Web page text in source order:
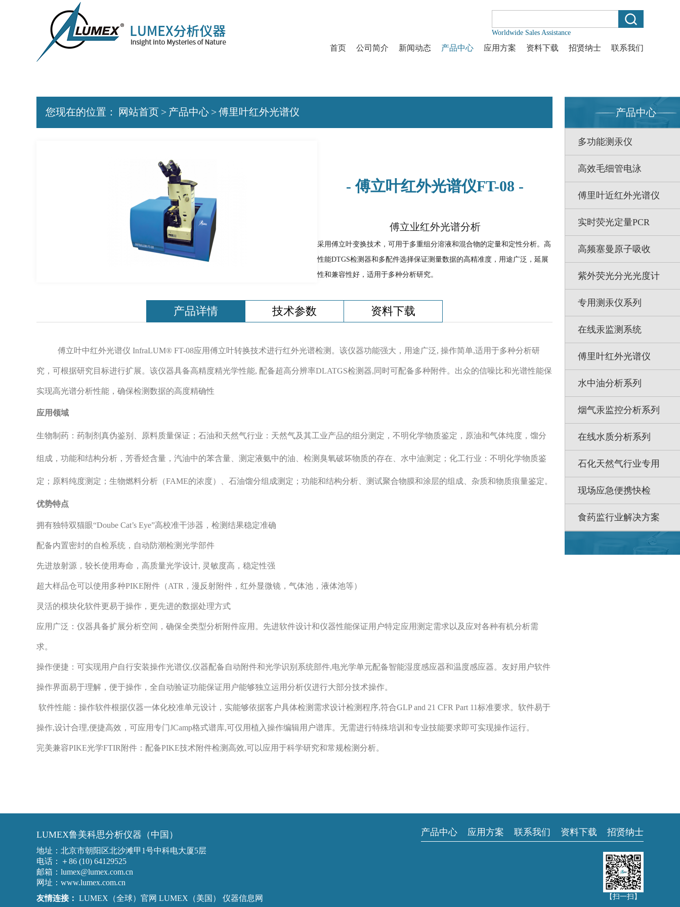
Worldwide Sales Assistance
首页 公司简介 新闻动态 产品中心 应用方案 资料下载 招贤纳士 联系我们
您现在的位置： 网站首页 > 产品中心 >傅里叶红外光谱仪
- 傅立叶红外光谱仪FT-08 -
傅立业红外光谱分析
采用傅立叶变换技术，可用于多重组分溶液和混合物的定量和定性分析。高
性能DTGS检测器和多配件选择保证测量数据的高精准度，用途广泛，延展
性和兼容性好，适用于多种分析研究。
产品详情 技术参数 资料下载
傅立叶中红外光谱仪 InfraLUM® FT-08应用傅立叶转换技术进行红外光谱检测。该仪器功能强大，用途广泛, 操作简单,适用于多种分析研
究，可根据研究目标进行扩展。该仪器具备高精度精光学性能, 配备超高分辨率DLATGS检测器,同时可配备多种附件。出众的信噪比和光谱性能保
实现高光谱分析性能，确保检测数据的高度精确性
应用领域
生物制药：药制剂真伪鉴别、原料质量保证；石油和天然气行业：天然气及其工业产品的组分测定，不明化学物质鉴定，原油和气体纯度，馏分
组成，功能和结构分析，芳香烃含量，汽油中的苯含量、测定液氨中的油、检测臭氧破坏物质的存在、水中油测定；化工行业：不明化学物质鉴
定；原料纯度测定；生物燃料分析（FAME的浓度）、石油馏分组成测定；功能和结构分析、测试聚合物膜和涂层的组成、杂质和物质痕量鉴定。
优势特点
拥有独特双猫眼“Doube Cat’s Eye”高校准干涉器，检测结果稳定准确
配备内置密封的自检系统，自动防潮检测光学部件
先进放射源，较长使用寿命，高质量光学设计, 灵敏度高，稳定性强
超大样品仓可以使用多种PIKE附件（ATR，漫反射附件，红外显微镜，气体池，液体池等）
灵活的模块化软件更易于操作，更先进的数据处理方式
应用广泛：仪器具备扩展分析空间，确保全类型分析附件应用。先进软件设计和仪器性能保证用户特定应用测定需求以及应对各种有机分析需
求。
操作便捷：可实现用户自行安装操作光谱仪,仪器配备自动附件和光学识别系统部件,电光学单元配备智能湿度感应器和温度感应器。友好用户软件
操作界面易于理解，便于操作，全自动验证功能保证用户能够独立运用分析仪进行大部分技术操作。
软件性能：操作软件根据仪器一体化校准单元设计，实能够依据客户具体检测需求设计检测程序,符合GLP and 21 CFR Part 11标准要求。软件易于
操作,设计合理,便捷高效，可应用专门JCamp格式谱库,可仅用植入操作编辑用户谱库。无需进行特殊培训和专业技能要求即可实现操作运行。
完美兼容PIKE光学FTIR附件：配备PIKE技术附件检测高效,可以应用于科学研究和常规检测分析。
产品中心
多功能测汞仪
高效毛细管电泳
傅里叶近红外光谱仪
实时荧光定量PCR
高频塞曼原子吸收
紫外荧光分光光度计
专用测汞仪系列
在线汞监测系统
傅里叶红外光谱仪
水中油分析系列
烟气汞监控分析系列
在线水质分析系列
石化天然气行业专用
现场应急便携快检
食药监行业解决方案
LUMEX鲁美科思分析仪器（中国）
地址：北京市朝阳区北沙滩甲1号中科电大厦5层
电话：＋86 (10) 64129525
邮箱：lumex@lumex.com.cn
网址：www.lumex.com.cn
友情连接： LUMEX（全球）官网 LUMEX（美国） 仪器信息网
产品中心 应用方案 联系我们 资料下载 招贤纳士
【扫一扫】